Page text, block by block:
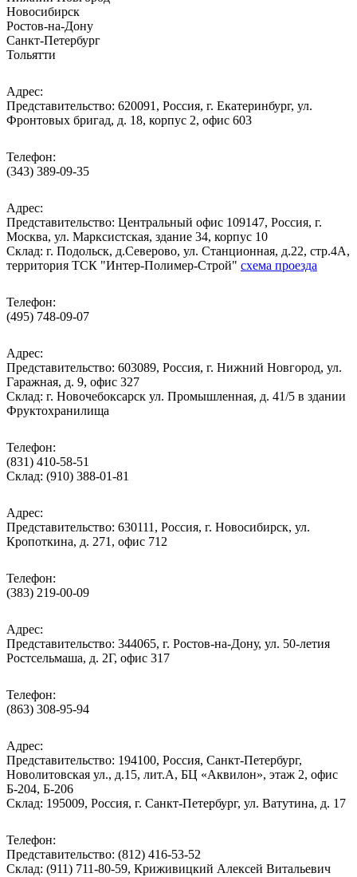
Новосибирск
Ростов-на-Дону
Санкт-Петербург
Тольятти
Адрес:
Представительство: 620091, Россия, г. Екатеринбург, ул.
Фронтовых бригад, д. 18, корпус 2, офис 603
Телефон:
(343) 389-09-35
Адрес:
Представительство: Центральный офис 109147, Россия, г.
Москва, ул. Марксистская, здание 34, корпус 10
Cклад: г. Подольск, д.Северово, ул. Станционная, д.22, стр.4А,
территория ТСК "Интер-Полимер-Строй" схема проезда
Телефон:
(495) 748-09-07
Адрес:
Представительство: 603089, Россия, г. Нижний Новгород, ул.
Гаражная, д. 9, офис 327
Склад: г. Новочебоксарск ул. Промышленная, д. 41/5 в здании
Фруктохранилища
Телефон:
(831) 410-58-51
Склад: (910) 388-01-81
Адрес:
Представительство: 630111, Россия, г. Новосибирск, ул.
Кропоткина, д. 271, офис 712
Телефон:
(383) 219-00-09
Адрес:
Представительство: 344065, г. Ростов-на-Дону, ул. 50-летия
Ростсельмаша, д. 2Г, офис 317
Телефон:
(863) 308-95-94
Адрес:
Представительство: 194100, Россия, Санкт-Петербург,
Новолитовская ул., д.15, лит.А, БЦ «Аквилон», этаж 2, офис
Б-204, Б-206
Склад: 195009, Россия, г. Санкт-Петербург, ул. Ватутина, д. 17
Телефон:
Представительство: (812) 416-53-52
Склад: (911) 711-80-59, Криживицкий Алексей Витальевич